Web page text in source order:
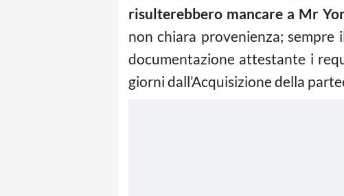
risulterebbero mancare a Mr
non chiara provenienza; sempre
documentazione attestante i
giorni dall’Acquisizione della